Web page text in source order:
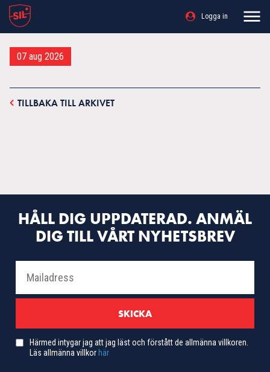
Logga in
07 aug 2026
TILLBAKA TILL ARKIVET
HÅLL DIG UPPDATERAD. ANMÄL
DIG TILL VÅRT NYHETSBREV
Härmed intygar jag att jag läst och förstått de allmänna villkoren.
Läs allmänna villkor här